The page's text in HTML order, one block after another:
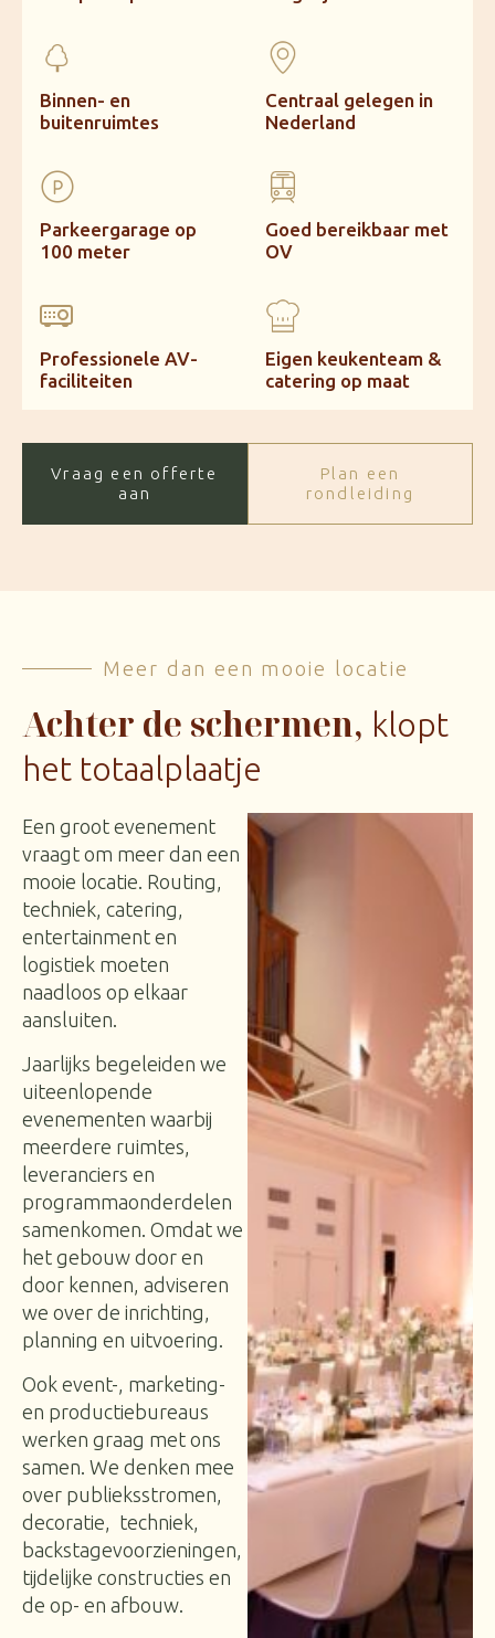
Binnen- en
buitenruimtes
Centraal gelegen in
Nederland
Parkeergarage op
100 meter
Goed bereikbaar met
OV
Professionele AV-
faciliteiten
Eigen keukenteam &
catering op maat
Vraag een offerte
aan
Plan een
rondleiding
Meer dan een mooie locatie
Achter de schermen, klopt
het totaalplaatje
Een groot evenement
vraagt om meer dan een
mooie locatie. Routing,
techniek, catering,
entertainment en
logistiek moeten
naadloos op elkaar
aansluiten.
Jaarlijks begeleiden we
uiteenlopende
evenementen waarbij
meerdere ruimtes,
leveranciers en
programmaonderdelen
samenkomen. Omdat we
het gebouw door en
door kennen, adviseren
we over de inrichting,
planning en uitvoering.
Ook event-, marketing-
en productiebureaus
werken graag met ons
samen. We denken mee
over publieksstromen,
decoratie, techniek,
backstagevoorzieningen,
tijdelijke constructies en
de op- en afbouw.